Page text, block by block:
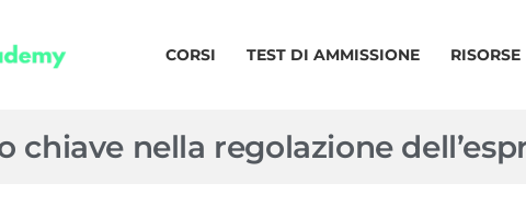
CORSI TEST DI AMMISSIONE RISORSE
chiave nella regolazione